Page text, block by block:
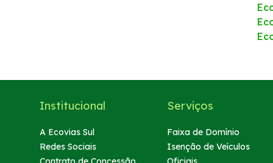
Institucional
A Ecovias Sul
Redes Sociais
Serviços
Faixa de Domínio
Isenção de Veículos